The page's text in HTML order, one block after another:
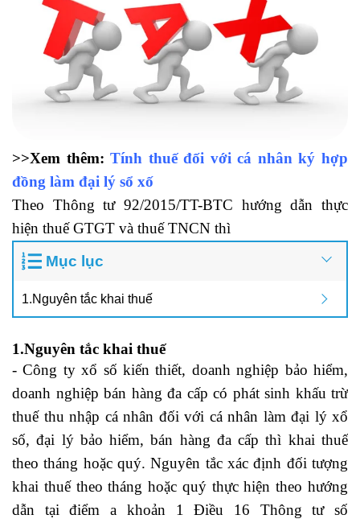
>>Xem thêm:Tính thuế đối với cá nhân ký hợp
đồng làm đại lý sổ xố
Theo Thông tư 92/2015/TT-BTC hướng dẫn thực
hiện thuế GTGT và thuế TNCN thì
Mục lục
1.Nguyên tắc khai thuế
1.Nguyên tắc khai thuế
- Công ty xổ số kiến thiết, doanh nghiệp bảo hiểm,
doanh nghiệp bán hàng đa cấp có phát sinh khấu trừ
thuế thu nhập cá nhân đối với cá nhân làm đại lý xổ
số, đại lý bảo hiểm, bán hàng đa cấp thì khai thuế
theo tháng hoặc quý. Nguyên tắc xác định đối tượng
khai thuế theo tháng hoặc quý thực hiện theo hướng
dẫn tại điểm a khoản 1 Điều 16 Thông tư số